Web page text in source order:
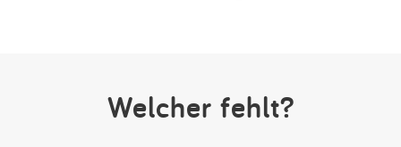
Welcher fehlt?